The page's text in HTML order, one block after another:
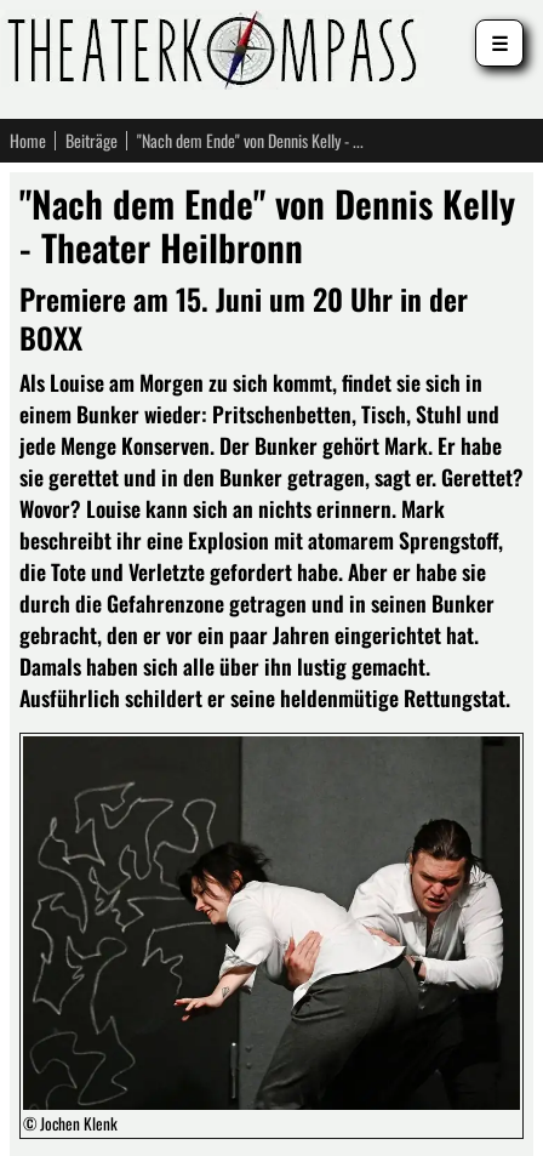
Home Beiträge "Nach dem Ende" von Dennis Kelly - Theater Heilbronn
"Nach dem Ende" von Dennis Kelly
- Theater Heilbronn
Premiere am 15. Juni um 20 Uhr in der
BOXX
Als Louise am Morgen zu sich kommt, findet sie sich in
einem Bunker wieder: Pritschenbetten, Tisch, Stuhl und
jede Menge Konserven. Der Bunker gehört Mark. Er habe
sie gerettet und in den Bunker getragen, sagt er. Gerettet?
Wovor? Louise kann sich an nichts erinnern. Mark
beschreibt ihr eine Explosion mit atomarem Sprengstoff,
die Tote und Verletzte gefordert habe. Aber er habe sie
durch die Gefahrenzone getragen und in seinen Bunker
gebracht, den er vor ein paar Jahren eingerichtet hat.
Damals haben sich alle über ihn lustig gemacht.
Ausführlich schildert er seine heldenmütige Rettungstat.
© Jochen Klenk
☰